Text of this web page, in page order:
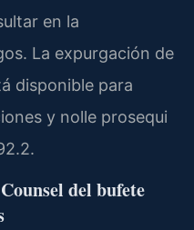
en la
La expurgación de
disponible para
y nolle prosequi
del bufete